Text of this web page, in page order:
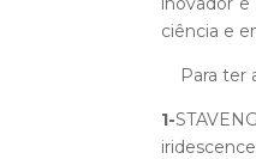
ciência e
Para ter
1-